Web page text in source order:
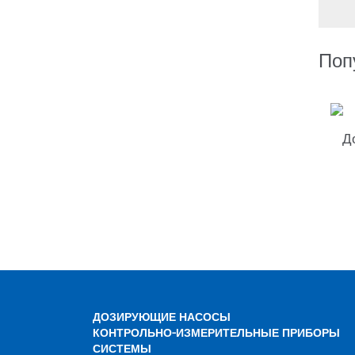
ДОЗИРУЮЩИЕ НАСОСЫ
КОНТРОЛЬНО-ИЗМЕРИТЕЛЬНЫЕ ПРИБОРЫ
СИСТЕМЫ